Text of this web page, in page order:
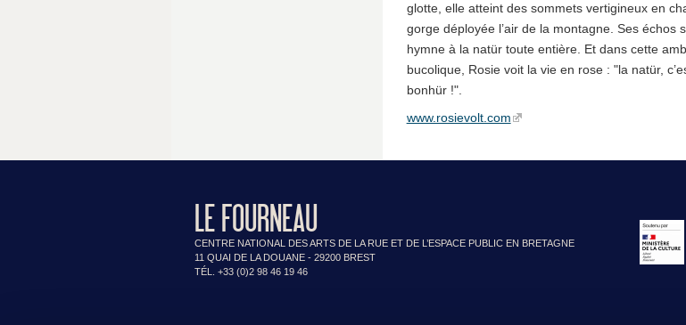
glotte, elle atteint des sommets vertigineux en
gorge déployée l’air de la montagne. Ses échos
hymne à la natür toute entière. Et dans cette
bucolique, Rosie voit la vie en rose : "la natür,
bonhür !".
www.rosievolt.com
LE FOURNEAU
CENTRE NATIONAL DES ARTS DE LA RUE ET DE L’ESPACE PUBLIC EN BRETAGNE
11 QUAI DE LA DOUANE - 29200 BREST
TÉL. +33 (0)2 98 46 19 46